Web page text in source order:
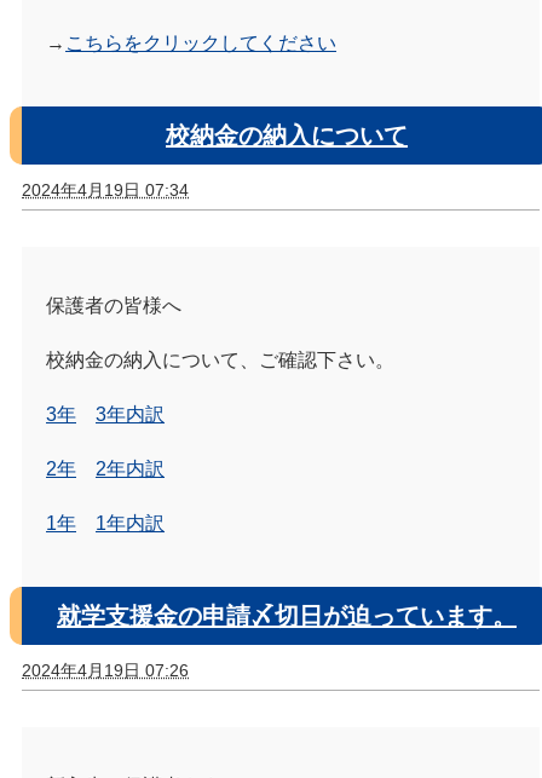
→ こちらをクリックしてください
校納金の納入について
2024年4月19日 07:34
保護者の皆様へ
校納金の納入について、ご確認下さい。
3年 3年内訳
2年 2年内訳
1年 1年内訳
就学支援金の申請〆切日が迫っています。
2024年4月19日 07:26